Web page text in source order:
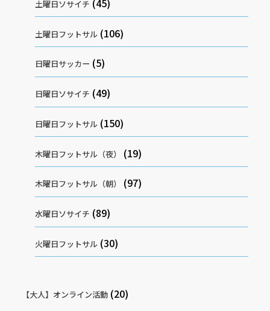
土曜日ソサイチ (45)
土曜日フットサル (106)
日曜日サッカー (5)
日曜日ソサイチ (49)
日曜日フットサル (150)
木曜日フットサル（夜） (19)
木曜日フットサル（朝） (97)
水曜日ソサイチ (89)
火曜日フットサル (30)
【大人】オンライン活動(20)